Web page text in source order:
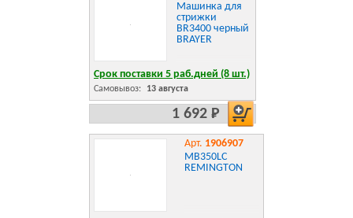
Машинка для
стрижки
BR3400 черный
BRAYER
Срок поставки 5 раб.дней (8 шт.)
Самовывоз: 13 августа
1 692 Р
Арт. 1906907
MB350LC
REMINGTON